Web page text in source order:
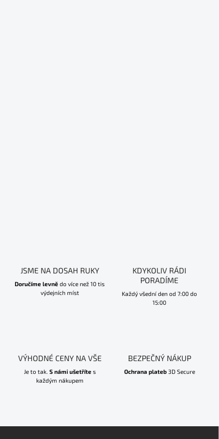
JSME NA DOSAH RUKY
Doručíme levně do více než 10 tis
výdejních míst
KDYKOLIV RÁDI
PORADÍME
Každý všední den od 7:00 do
15:00
VÝHODNÉ CENY NA VŠE
Je to tak. S námi ušetřítes
každým nákupem
BEZPEČNÝ NÁKUP
Ochrana plateb3D Secure